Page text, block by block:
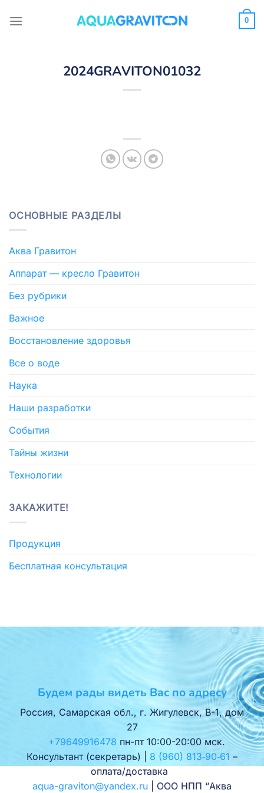
0
2024GRAVITON01032
ОСНОВНЫЕ РАЗДЕЛЫ
Аква Гравитон
Аппарат — кресло Гравитон
Без рубрики
Важное
Восстановление здоровья
Все о воде
Наука
Наши разработки
События
Тайны жизни
Технологии
ЗАКАЖИТЕ!
Продукция
Бесплатная консультация
Будем рады видеть Вас по адресу
Россия, Самарская обл., г. Жигулевск, В-1, дом
27
+79649916478 пн-пт 10:00-20:00 мск.
Консультант (секретарь) | 8 (960) 813‑90‑61 –
оплата/доставка
aqua-graviton@yandex.ru | ООО НПП “Аква